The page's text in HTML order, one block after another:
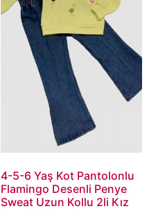
4-5-6 Yaş Kot Pantolonlu
Flamingo Desenli Penye
Sweat Uzun Kollu 2li Kız